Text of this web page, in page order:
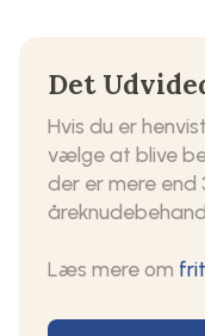
Det
Hvis du er
vælge at blive
der er mere
Læs mere om